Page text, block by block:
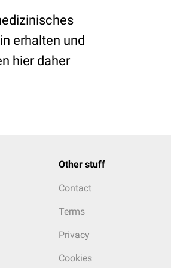
erhalten und
hier daher
Other stuff
Contact
Terms
Privacy
Cookies